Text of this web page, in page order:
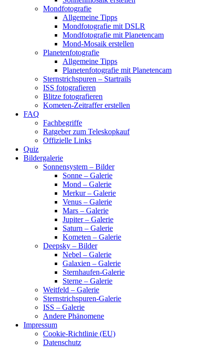
Mondfotografie
Allgemeine Tipps
Mondfotografie mit DSLR
Mondfotografie mit Planetencam
Mond-Mosaik erstellen
Planetenfotografie
Allgemeine Tipps
Planetenfotografie mit Planetencam
Sternstrichspuren – Startrails
ISS fotografieren
Blitze fotografieren
Kometen-Zeitraffer erstellen
FAQ
Fachbegriffe
Ratgeber zum Teleskopkauf
Offizielle Links
Quiz
Bildergalerie
Sonnensystem – Bilder
Sonne – Galerie
Mond – Galerie
Merkur – Galerie
Venus – Galerie
Mars – Galerie
Jupiter – Galerie
Saturn – Galerie
Kometen – Galerie
Deepsky – Bilder
Nebel – Galerie
Galaxien – Galerie
Sternhaufen-Galerie
Sterne – Galerie
Weitfeld – Galerie
Sternstrichspuren-Galerie
ISS – Galerie
Andere Phänomene
Impressum
Cookie-Richtlinie (EU)
Datenschutz